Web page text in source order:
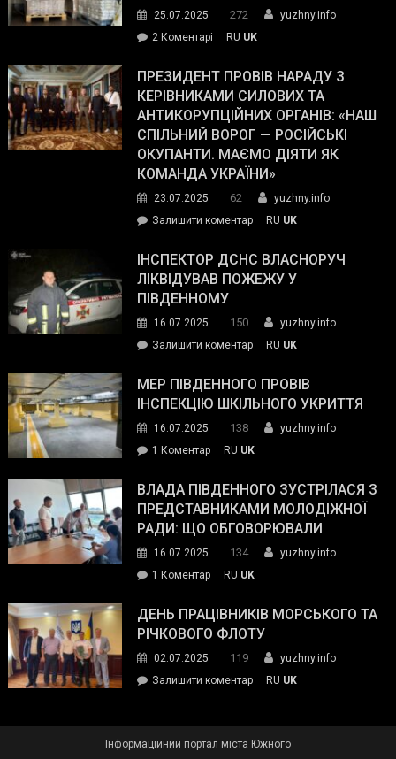
The
Street
Journal.
25.07.2025 272
yuzhny.info
2 Коментарі
Південному
працівникам
ОПЗ
з
матеріального
резерву
гуманітарну
допомогу
RU UK
ПРЕЗИДЕНТ ПРОВІВ НАРАДУ З
КЕРІВНИКАМИ СИЛОВИХ ТА
АНТИКОРУПЦІЙНИХ ОРГАНІВ: «НАШ
СПІЛЬНИЙ ВОРОГ — РОСІЙСЬКІ
ОКУПАНТИ. МАЄМО ДІЯТИ ЯК
КОМАНДА УКРАЇНИ»
23.07.2025 62
yuzhny.info
Залишити коментарon
провів
нараду
силових
та
органів:
«Наш
спільний
окупанти.
Маємо
діяти
команда
RU UK
ІНСПЕКТОР ДСНС ВЛАСНОРУЧ
ЛІКВІДУВАВ ПОЖЕЖУ У
ПІВДЕННОМУ
16.07.2025 150
yuzhny.info
Залишити коментарon
ДСНС
власноруч
пожежу
у
RU UK
МЕР ПІВДЕННОГО ПРОВІВ
ІНСПЕКЦІЮ ШКІЛЬНОГО УКРИТТЯ
16.07.2025 138
yuzhny.info
1 Коментардо
Південного
провів
інспекцію
укриття
RU UK
ВЛАДА ПІВДЕННОГО ЗУСТРІЛАСЯ З
ПРЕДСТАВНИКАМИ МОЛОДІЖНОЇ
РАДИ: ЩО ОБГОВОРЮВАЛИ
16.07.2025 134
yuzhny.info
1 Коментардо
Південного
зустрілася
представниками
молодіжної
обговорювали
RU UK
ДЕНЬ ПРАЦІВНИКІВ МОРСЬКОГО ТА
РІЧКОВОГО ФЛОТУ
02.07.2025 119
yuzhny.info
Залишити коментарon
RU UK
Інформаційний портал міста Южного